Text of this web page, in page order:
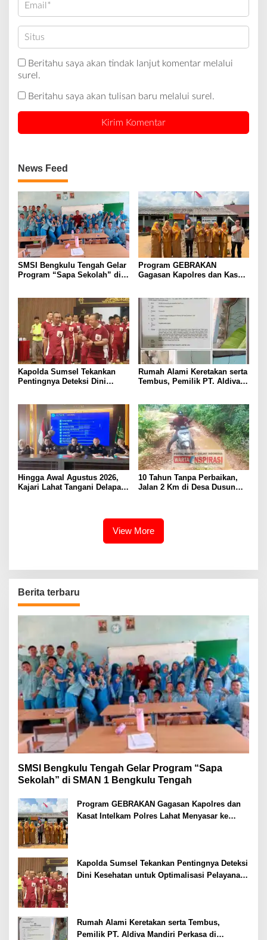
Beritahu saya akan tindak lanjut komentar melalui
surel.
Beritahu saya akan tulisan baru melalui surel.
News Feed
SMSI Bengkulu Tengah Gelar
Program “Sapa Sekolah” di
Program GEBRAKAN
Gagasan Kapolres dan Kasat
SMPN di Jarai
Kapolda Sumsel Tekankan
Pentingnya Deteksi Dini
Rumah Alami Keretakan serta
Tembus, Pemilik PT. Aldiva
Hingga Awal Agustus 2026,
Kajari Lahat Tangani Delapan
10 Tahun Tanpa Perbaikan,
Jalan 2 Km di Desa Dusun
View More
Berita terbaru
SMSI Bengkulu Tengah Gelar Program “Sapa
Sekolah” di SMAN 1 Bengkulu Tengah
Program GEBRAKAN Gagasan Kapolres dan
Kasat Intelkam Polres Lahat Menyasar ke
Kapolda Sumsel Tekankan Pentingnya Deteksi
Dini Kesehatan untuk Optimalisasi Pelayanan
Rumah Alami Keretakan serta Tembus,
Pemilik PT. Aldiva Mandiri Perkasa di